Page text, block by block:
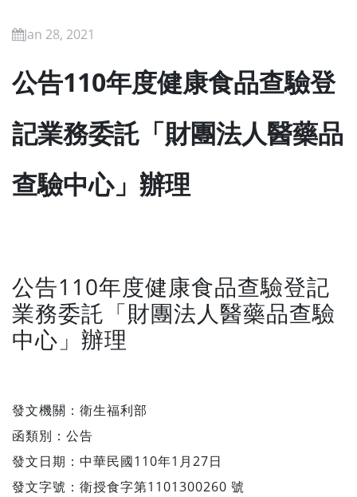
Jan 28, 2021
公告110年度健康食品查驗登
記業務委託「財團法人醫藥品
查驗中心」辦理
公告110年度健康食品查驗登記
業務委託「財團法人醫藥品查驗
中心」辦理
發文機關：衛生福利部
函類別：公告
發文日期：中華民國110年1月27日
發文字號：衛授食字第1101300260 號